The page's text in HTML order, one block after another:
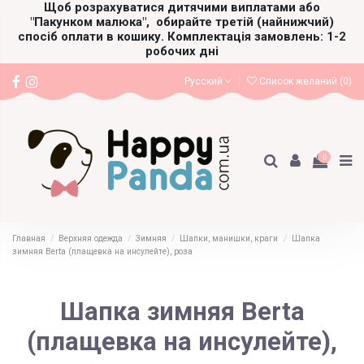
Щоб розрахуватися дитячими виплатами або
"Пакунком малюка", обирайте третій (найнижчий)
спосіб оплати в кошику. Комплектація замовлень: 1-2
робочих дні
Русский Список желаний (0)
0
Главная Верхняя одежда Зимняя Шапки, манишки, краги
Шапка
зимняя Berta (плащевка на инсулейте), роза
Шапка зимняя Berta
(плащевка на инсулейте),